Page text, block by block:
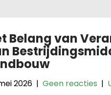
Belang van
2026 |Geen reacties |